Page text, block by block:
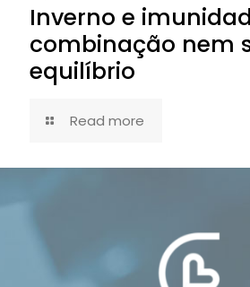
Inverno e
combinação nem
equilíbrio
Read more